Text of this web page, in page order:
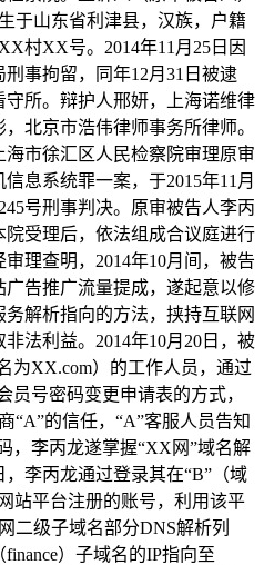
于山东省利津县，汉族，户籍
村XX号。2014年11月25日因
事拘留，同年12月31日被逮
所。辩护人邢妍，上海诺维律
北京市浩伟律师事务所律师。
海市徐汇区人民检察院审理原审
息系统罪一案，于2015年11月
号刑事判决。原审被告人李丙
受理后，依法组成合议庭进行
理查明，2014年10月间，被告
告推广流量提成，遂起意以修
解析指向的方法，挟持互联网
法利益。2014年10月20日，被
为XX.com）的工作人员，通过
员号密码变更申请表的方式，
“A”的信任，“A”客服人员告知
，李丙龙遂掌握“XX网”域名解
李丙龙通过登录其在“B”（域
站平台注册的账号，利用该平
二级子域名部分DNS解析列
）子域名的IP指向至